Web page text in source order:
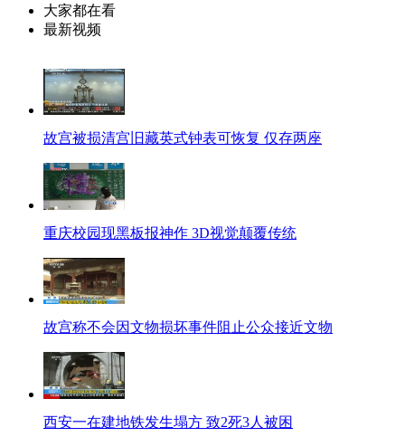
大家都在看
最新视频
故宫被损清宫旧藏英式钟表可恢复 仅存两座
重庆校园现黑板报神作 3D视觉颠覆传统
故宫称不会因文物损坏事件阻止公众接近文物
西安一在建地铁发生塌方 致2死3人被困